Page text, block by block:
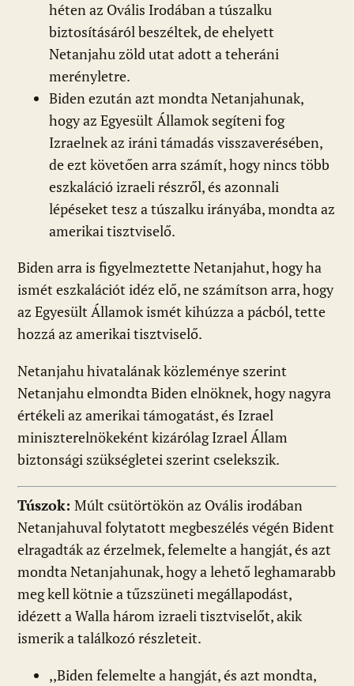
héten az Ovális Irodában a túszalku
biztosításáról beszéltek, de ehelyett
Netanjahu zöld utat adott a teheráni
merényletre.
Biden ezután azt mondta Netanjahunak,
hogy az Egyesült Államok segíteni fog
Izraelnek az iráni támadás visszaverésében,
de ezt követően arra számít, hogy nincs több
eszkaláció izraeli részről, és azonnali
lépéseket tesz a túszalku irányába, mondta az
amerikai tisztviselő.
Biden arra is figyelmeztette Netanjahut, hogy ha
ismét eszkalációt idéz elő, ne számítson arra, hogy
az Egyesült Államok ismét kihúzza a pácból, tette
hozzá az amerikai tisztviselő.
Netanjahu hivatalának közleménye szerint
Netanjahu elmondta Biden elnöknek, hogy nagyra
értékeli az amerikai támogatást, és Izrael
miniszterelnökeként kizárólag Izrael Állam
biztonsági szükségletei szerint cselekszik.
Túszok: Múlt csütörtökön az Ovális irodában
Netanjahuval folytatott megbeszélés végén Bident
elragadták az érzelmek, felemelte a hangját, és azt
mondta Netanjahunak, hogy a lehető leghamarabb
meg kell kötnie a tűzszüneti megállapodást,
idézett a Walla három izraeli tisztviselőt, akik
ismerik a találkozó részleteit.
,,Biden felemelte a hangját, és azt mondta,